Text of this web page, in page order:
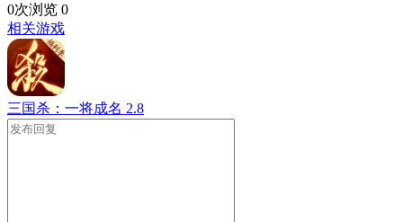
0次浏览 0
相关游戏
三国杀：一将成名 2.8